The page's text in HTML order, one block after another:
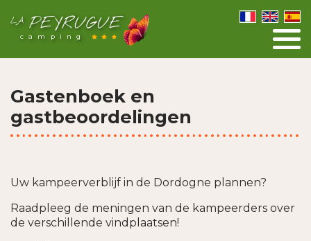
LAPEYRUGUE
camping
Gastenboek en
gastbeoordelingen
Uw kampeerverblijf in de Dordogne plannen?
Raadpleeg de meningen van de kampeerders over
de verschillende vindplaatsen!